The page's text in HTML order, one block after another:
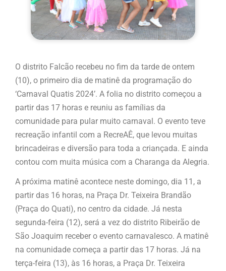
O distrito Falcão recebeu no fim da tarde de ontem
(10), o primeiro dia de matinê da programação do
‘Carnaval Quatis 2024’. A folia no distrito começou a
partir das 17 horas e reuniu as famílias da
comunidade para pular muito carnaval. O evento teve
recreação infantil com a RecreAÊ, que levou muitas
brincadeiras e diversão para toda a criançada. E ainda
contou com muita música com a Charanga da Alegria.
A próxima matinê acontece neste domingo, dia 11, a
partir das 16 horas, na Praça Dr. Teixeira Brandão
(Praça do Quati), no centro da cidade. Já nesta
segunda-feira (12), será a vez do distrito Ribeirão de
São Joaquim receber o evento carnavalesco. A matinê
na comunidade começa a partir das 17 horas. Já na
terça-feira (13), às 16 horas, a Praça Dr. Teixeira